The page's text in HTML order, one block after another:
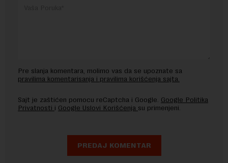
Pre slanja komentara, molimo vas da se upoznate sa
pravilima komentarisanja i pravilima korišćenja sajta.
Sajt je zaštićen pomocu reCaptcha i Google. Google Politika
Privatnosti i Google Uslovi Korišćenja su primenjeni.